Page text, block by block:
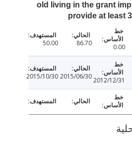
old living in the
provide at
86.70
50.00
2015/06/30
2015/10/30